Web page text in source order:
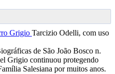
Tarcizio Odelli, com uso
de São João Bosco n.
Grigio continuou protegendo
Salesiana por muitos anos.